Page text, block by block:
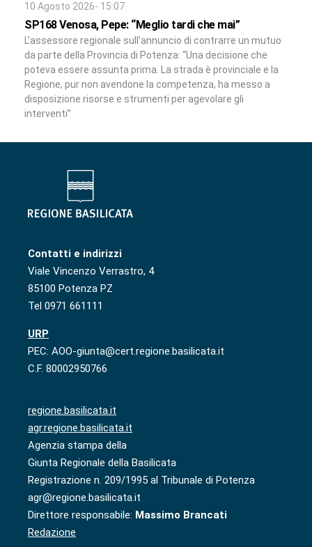
10 Agosto 2026- 15:07
SP168 Venosa, Pepe: “Meglio tardi che mai”
L’assessore regionale sull’annuncio di contrarre un mutuo
da parte della Provincia di Potenza: “Una decisione che
poteva essere assunta prima. La strada è provinciale e la
Regione, pur non avendone la competenza, ha messo a
disposizione risorse e strumenti per agevolare gli
interventi”
Contatti e indirizzi
Viale Vincenzo Verrastro, 4
85100 Potenza PZ
Tel 0971 661111
URP
PEC: AOO-giunta@cert.regione.basilicata.it
C.F. 80002950766
regione.basilicata.it
agr.regione.basilicata.it
Agenzia stampa della
Giunta Regionale della Basilicata
Registrazione n. 209/1995 al Tribunale di Potenza
agr@regione.basilicata.it
Direttore responsabile: Massimo Brancati
Redazione